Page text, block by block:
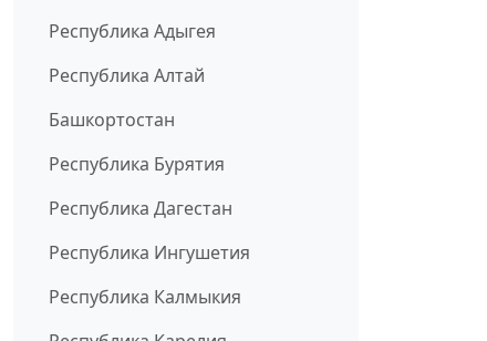
Республика Адыгея
Республика Алтай
Башкортостан
Республика Бурятия
Республика Дагестан
Республика Ингушетия
Республика Калмыкия